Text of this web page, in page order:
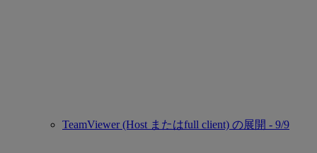
TeamViewer (Host またはfull client) の展開 - 9/9